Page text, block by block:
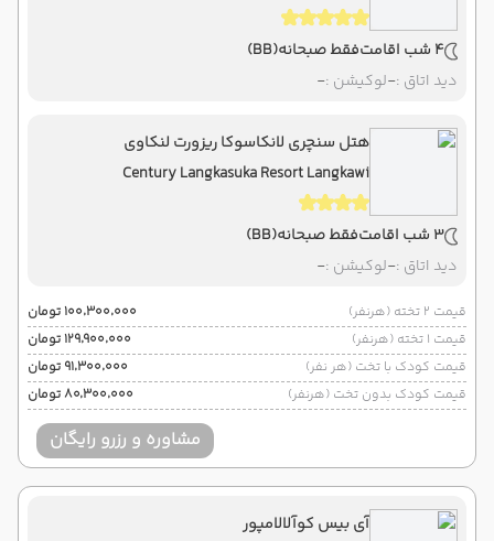
4 شب اقامت فقط صبحانه(BB)
دید اتاق :-لوکیشن :-
هتل سنچری لانکاسوکا ریزورت لنکاوی
Century Langkasuka Resort Langkawi
3 شب اقامت فقط صبحانه(BB)
دید اتاق :-لوکیشن :-
قیمت 2 تخته (هرنفر)
۱۰۰٬۳۰۰٬۰۰۰ تومان
قیمت 1 تخته (هرنفر)
۱۲۹٬۹۰۰٬۰۰۰ تومان
قیمت کودک با تخت (هر نفر)
۹۱٬۳۰۰٬۰۰۰ تومان
قیمت کودک بدون تخت (هرنفر)
۸۰٬۳۰۰٬۰۰۰ تومان
مشاوره و رزرو رایگان
آی بیس کوآلالامپور